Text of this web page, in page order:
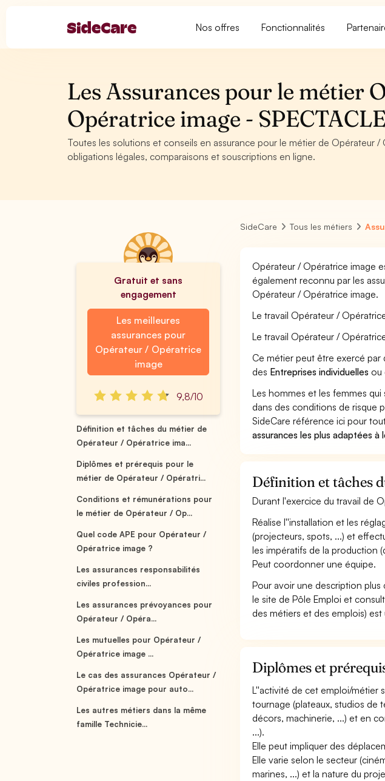
Nos offres Fonctionnalités
Les Assurances pour le métier
Opératrice image -
Toutes les solutions et conseils en assurance pour le métier de Opérateur /
obligations légales, comparaisons et souscriptions en ligne.
Gratuit et sans
engagement
Les meilleures
assurances pour
Opérateur / Opératrice
image
9,8/10
Définition et tâches du métier de
Opérateur / Opératrice ima...
Diplômes et prérequis pour le
métier de Opérateur / Opératri...
Conditions et rémunérations pour
le métier de Opérateur / Op...
Quel code APE pour Opérateur /
Opératrice image ?
Les assurances responsabilités
civiles profession...
Les assurances prévoyances pour
Opérateur / Opéra...
Les mutuelles pour Opérateur /
Opératrice image ...
Le cas des assurances Opérateur /
Opératrice image pour auto...
Les autres métiers dans la même
famille Technicie...
SideCare Tous les métiers
Opérateur / Opératrice image
également reconnu par les
Opérateur / Opératrice image.
Le travail Opérateur /
Le travail Opérateur /
Ce métier peut être exercé par
des Entreprises individuelles
Les hommes et les femmes
dans des conditions de risque
SideCare référence ici pour
assurances les plus adaptées à
Définition et tâches
Durant l'exercice du travail de
Réalise l''installation et les
(projecteurs, spots, ...) et
les impératifs de la production
Peut coordonner une équipe.
Pour avoir une description
le site de Pôle Emploi et
des métiers et des emplois)
Diplômes et
L''activité de cet emploi/métier
tournage (plateaux, studios de
décors, machinerie, ...) et en
...).
Elle peut impliquer des
Elle varie selon le secteur
marines, ...) et la nature du